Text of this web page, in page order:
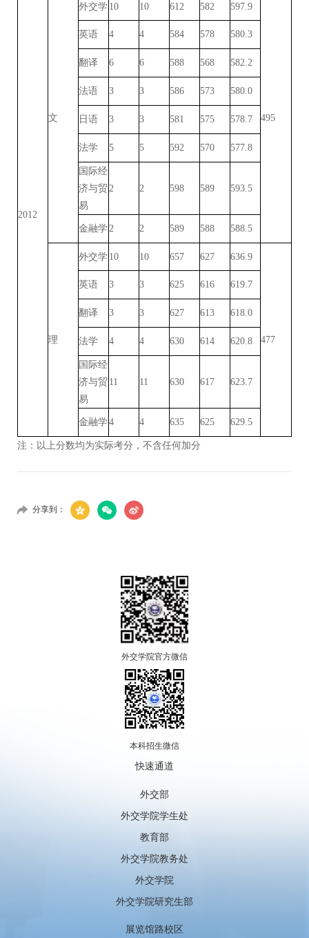
2012
文
外交学 10 10 612 582 597.9
495
英语 4 4 584 578 580.3
翻译 6 6 588 568 582.2
法语 3 3 586 573 580.0
日语 3 3 581 575 578.7
法学 5 5 592 570 577.8
国际经
济与贸
易
2 2 598 589 593.5
金融学2 2 589 588 588.5
理
外交学 10 10 657 627 636.9
477
英语 3 3 625 616 619.7
翻译 3 3 627 613 618.0
法学 4 4 630 614 620.8
国际经
济与贸
易
11 11 630 617 623.7
金融学4 4 635 625 629.5
注：以上分数均为实际考分，不含任何加分
分享到：
外交学院官方微信
本科招生微信
快速通道
外交部
外交学院学生处
教育部
外交学院教务处
外交学院
外交学院研究生部
展览馆路校区